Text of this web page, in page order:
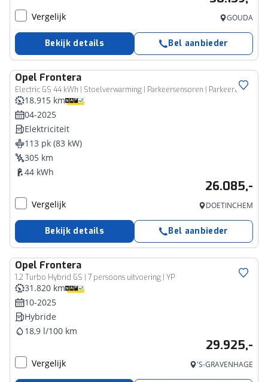
Vergelijk GOUDA
Bekijk details Bel aanbieder
Opel Frontera
Electric GS 44 kWh | Stoelverwarming | Parkeersensoren | Parkeercamera | Climate control |
18.915 km
04-2025
Elektriciteit
113 pk (83 kW)
305 km
44 kWh
26.085,-
Vergelijk DOETINCHEM
Bekijk details Bel aanbieder
Opel Frontera
1.2 Turbo Hybrid GS | 7 persoons uitvoering | YP
31.820 km
10-2025
Hybride
18,9 l/100 km
29.925,-
Vergelijk 'S-GRAVENHAGE